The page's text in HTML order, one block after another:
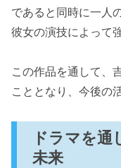
であると同時に一人
彼女の演技によって
この作品を通して、
こととなり、今後の
ドラマを通
未来